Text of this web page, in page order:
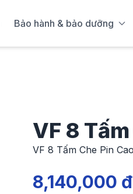
Bảo hành & bảo dưỡng
VF 8
VF 8 Tấm Che Pin
8,140,000 đ